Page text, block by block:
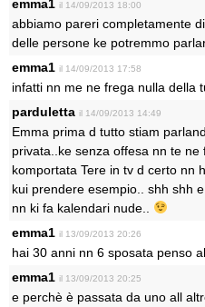
emma1 il 14/09/2013 18:00
abbiamo pareri completamente
delle persone ke potremmo
emma1 il 14/09/2013 17:58
infatti nn me ne frega nulla della
parduletta il 14/09/2013 14:49
Emma prima d tutto stiam
privata..ke senza offesa nn te ne
komportata Tere in tv d certo nn
kui prendere esempio.. shh shh
nn ki fa kalendari nude..
emma1 il 13/09/2013 20:26
hai 30 anni nn 6 sposata penso
emma1 il 13/09/2013 20:25
e perchè è passata da uno all